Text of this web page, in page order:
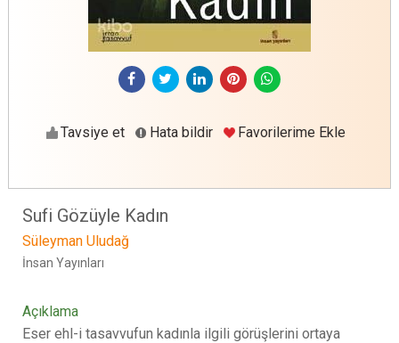
Tavsiye et Hata bildir Favorilerime Ekle
Sufi Gözüyle Kadın
Süleyman Uludağ
İnsan Yayınları
Açıklama
Eser ehl-i tasavvufun kadınla ilgili görüşlerini ortaya